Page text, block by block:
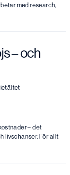
med research,
– och
– det
livschanser. För allt